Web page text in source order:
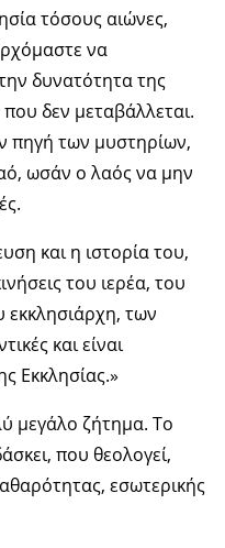
τόσους αιώνες,
να
δυνατότητα της
δεν μεταβάλλεται.
πηγή των μυστηρίων,
ωσάν ο λαός να μην
και η ιστορία του,
του ιερέα, του
εκκλησιάρχη, των
και είναι
Εκκλησίας.»
μεγάλο ζήτημα. Το
που θεολογεί,
εσωτερικής